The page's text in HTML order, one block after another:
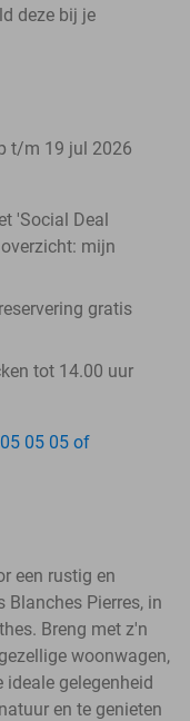
deze bij je
t/m 19 jul 2026
'Social Deal
mijn
gratis
tot 14.00 uur
05 05 of
een rustig en
Blanches Pierres, in
Breng met z'n
woonwagen,
ideale gelegenheid
en te genieten